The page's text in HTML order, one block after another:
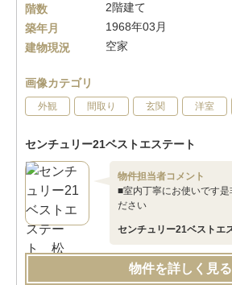
階数
2階建て
築年月
1968年03月
建物現況
空家
画像カテゴリ
外観 間取り 玄関 洋室
センチュリー21ベストエステート
物件担当者コメント
■室内丁寧にお使いです是
ださい
センチュリー21ベスト
物件を詳しく見る